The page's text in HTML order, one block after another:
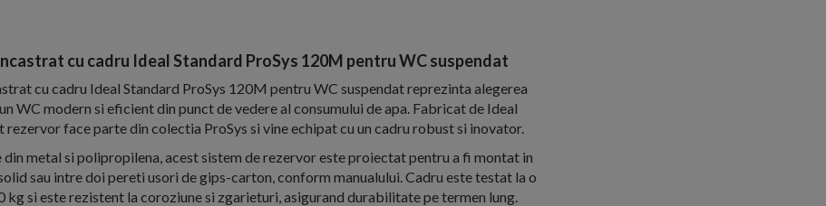
cu cadru Ideal Standard ProSys 120M pentru WC suspendat
cu cadru Ideal Standard ProSys 120M pentru WC suspendat reprezinta alegerea
WC modern si eficient din punct de vedere al consumului de apa. Fabricat de Ideal
rezervor face parte din colectia ProSys si vine echipat cu un cadru robust si inovator.
metal si polipropilena, acest sistem de rezervor este proiectat pentru a fi montat in
sau intre doi pereti usori de gips-carton, conform manualului. Cadru este testat la o
kg si este rezistent la coroziune si zgarieturi, asigurand durabilitate pe termen lung.